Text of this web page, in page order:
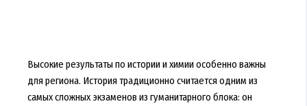
Высокие результаты по истории и химии особенно важны
для региона. История традиционно считается одним из
самых сложных экзаменов из гуманитарного блока: он